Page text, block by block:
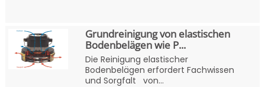
Grundreinigung von elastischen
Bodenbelägen wie P...
Die Reinigung elastischer
Bodenbelägen erfordert Fachwissen
und Sorgfalt von...